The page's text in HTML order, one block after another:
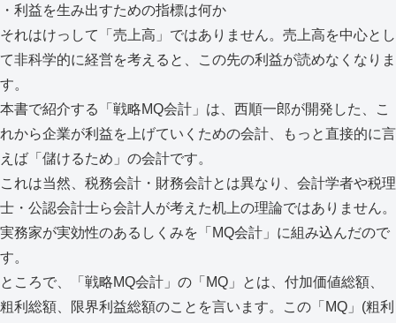
・利益を生み出すための指標は何か
それはけっして「売上高」ではありません。売上高を中心とし
て非科学的に経営を考えると、この先の利益が読めなくなりま
す。
本書で紹介する「戦略MQ会計」は、西順一郎が開発した、こ
れから企業が利益を上げていくための会計、もっと直接的に言
えば「儲けるため」の会計です。
これは当然、税務会計・財務会計とは異なり、会計学者や税理
士・公認会計士ら会計人が考えた机上の理論ではありません。
実務家が実効性のあるしくみを「MQ会計」に組み込んだので
す。
ところで、「戦略MQ会計」の「MQ」とは、付加価値総額、
粗利総額、限界利益総額のことを言います。この「MQ」(粗利